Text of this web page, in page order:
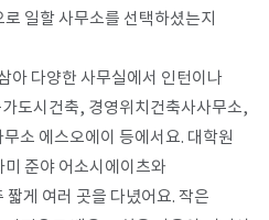
일할 사무소를 선택하셨는지
아 다양한 사무실에서 인턴이나
도시건축, 경영위치건축사사무소,
소 에스오에이 등에서요. 대학원
준야 어소시에이츠와
게 여러 곳을 다녔어요. 작은